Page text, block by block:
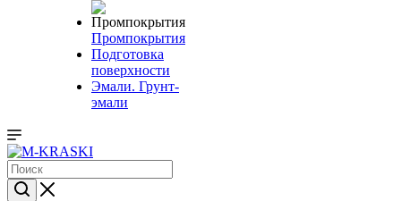
Промпокрытия
Подготовка
поверхности
Эмали. Грунт-
эмали